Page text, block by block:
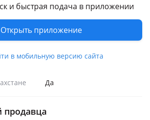
и быстрая подача в приложении
Открыть приложение
в мобильную версию сайта
220 000 км
Автомат
Задний привод
Да